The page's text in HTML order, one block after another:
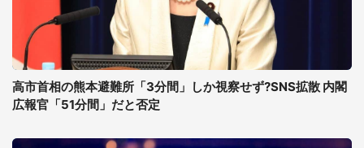
高市首相の熊本避難所「3分間」しか視察せず?SNS拡散 内閣
広報官「51分間」だと否定